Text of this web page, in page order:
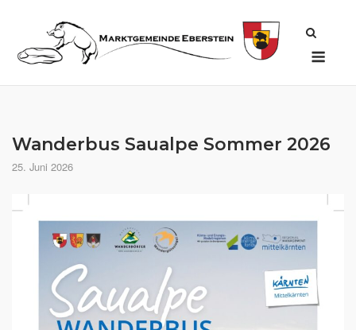
content
Wanderbus Saualpe Sommer 2026
25. Juni 2026